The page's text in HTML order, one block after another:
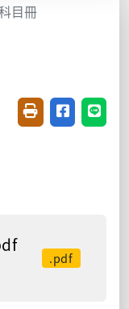
目冊
友善列印(開新視
分享至臉書
分享
.pdf